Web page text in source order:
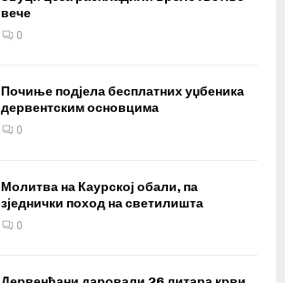
вече
0
Почиње подјела бесплатних уџбеника
дервентским основцима
0
Молитва на Каурској обали, па
зједнички поход на светилишта
0